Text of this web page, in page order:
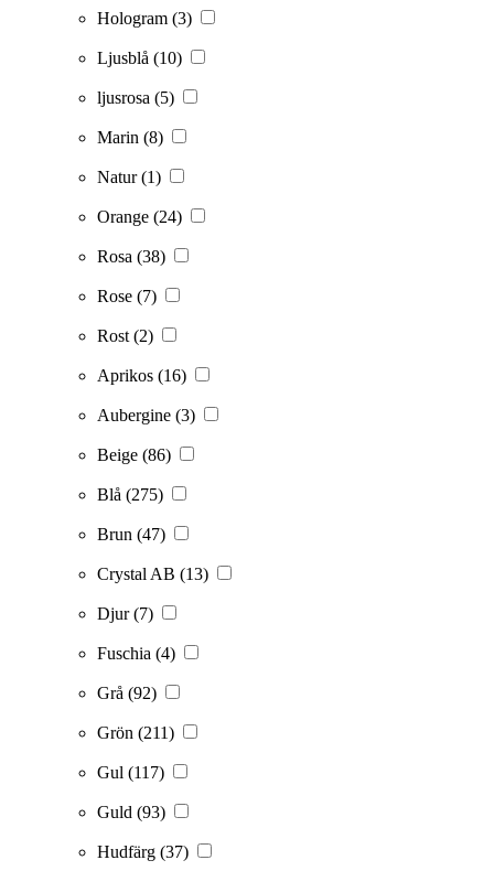
Hologram (3)
Ljusblå (10)
ljusrosa (5)
Marin (8)
Natur(1)
Orange (24)
Rosa (38)
Rose (7)
Rost (2)
Aprikos (16)
Aubergine (3)
Beige (86)
Blå (275)
Brun (47)
Crystal AB (13)
Djur(7)
Fuschia (4)
Grå (92)
Grön (211)
Gul (117)
Guld (93)
Hudfärg (37)